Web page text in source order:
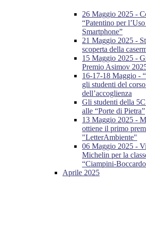
26 Maggio 2025 -
“Patentino per
Smartphone”
21 Maggio 2025 -
scoperta della
15 Maggio 2025 -
Premio Asimov
16-17-18 Maggio -
gli studenti del
dell’accoglienza
Gli studenti della
alle “Porte di Pietra”
13 Maggio 2025 -
ottiene il primo
"LetterAmbiente"
06 Maggio 2025 -
Michelin per la
“Ciampini-
Aprile 2025